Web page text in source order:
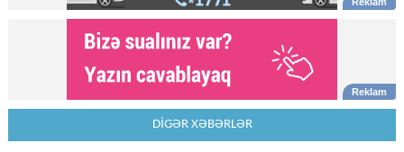
DİGƏR XƏBƏRLƏR